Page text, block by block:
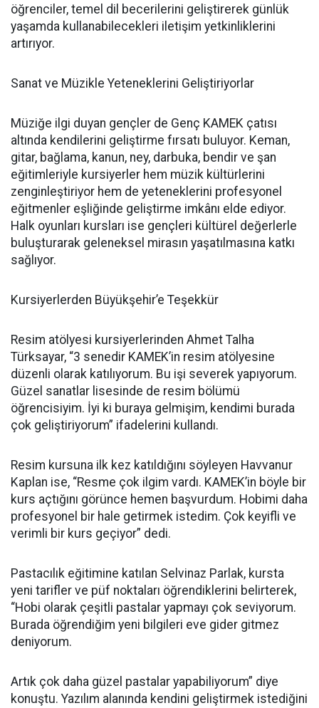
öğrenciler, temel dil becerilerini geliştirerek günlük
yaşamda kullanabilecekleri iletişim yetkinliklerini
artırıyor.
Sanat ve Müzikle Yeteneklerini Geliştiriyorlar
Müziğe ilgi duyan gençler de Genç KAMEK çatısı
altında kendilerini geliştirme fırsatı buluyor. Keman,
gitar, bağlama, kanun, ney, darbuka, bendir ve şan
eğitimleriyle kursiyerler hem müzik kültürlerini
zenginleştiriyor hem de yeteneklerini profesyonel
eğitmenler eşliğinde geliştirme imkânı elde ediyor.
Halk oyunları kursları ise gençleri kültürel değerlerle
buluşturarak geleneksel mirasın yaşatılmasına katkı
sağlıyor.
Kursiyerlerden Büyükşehir’e Teşekkür
Resim atölyesi kursiyerlerinden Ahmet Talha
Türksayar, “3 senedir KAMEK’in resim atölyesine
düzenli olarak katılıyorum. Bu işi severek yapıyorum.
Güzel sanatlar lisesinde de resim bölümü
öğrencisiyim. İyi ki buraya gelmişim, kendimi burada
çok geliştiriyorum” ifadelerini kullandı.
Resim kursuna ilk kez katıldığını söyleyen Havvanur
Kaplan ise, “Resme çok ilgim vardı. KAMEK’in böyle bir
kurs açtığını görünce hemen başvurdum. Hobimi daha
profesyonel bir hale getirmek istedim. Çok keyifli ve
verimli bir kurs geçiyor” dedi.
Pastacılık eğitimine katılan Selvinaz Parlak, kursta
yeni tarifler ve püf noktaları öğrendiklerini belirterek,
“Hobi olarak çeşitli pastalar yapmayı çok seviyorum.
Burada öğrendiğim yeni bilgileri eve gider gitmez
deniyorum.
Artık çok daha güzel pastalar yapabiliyorum” diye
konuştu. Yazılım alanında kendini geliştirmek istediğini